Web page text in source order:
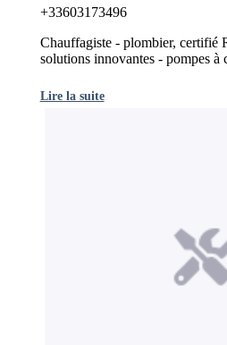
+33603173496
Chauffagiste - plombier, certifié
solutions innovantes - pompes à
Lire la suite